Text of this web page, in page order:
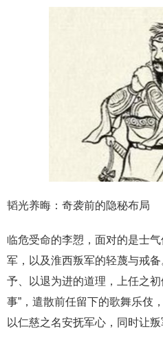
韬光养晦：奇袭前的隐秘布局
临危受命的李愬，面对的是士
军，以及淮西叛军的轻蔑与戒
予、以退为进的道理，上任之
事”，遣散前任留下的歌舞乐伎
以仁慈之名安抚军心，同时让叛